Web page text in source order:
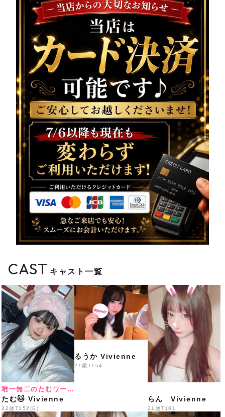
より公式LINEの配信ができ
ませんでした
いつも配信を楽しみにしてくださっている皆様には、
ご迷惑をおかけし誠に申し訳ございません。
本日の営業情報・出勤情報は、
こちらでご案内させていた
だきます
━━━━━━━━━━━━━━━
vivienne（ヴィヴィア
ン）池袋西口店
系列が誇る美女達が在籍
美脚キャバクラ
本日も元気に営業中
18:00〜25:00まで
営業
️総勢35名出勤＋体験入店3名予定 ️
18:00〜20:30
70分 3,300円
20:30〜22:00
60分 3,300円
22:00〜LAST
CAST キャスト一覧
唯一無二のたむワールド
たむ🐱 Vivienne
22歳T152(E)
るうか Vivienne
21歳T154
らん Vivienne
21歳T161